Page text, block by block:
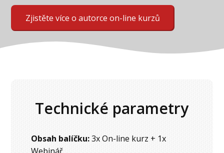
Zjistěte více o autorce on-line kurzů
Technické parametry
Obsah balíčku:3x On-line kurz + 1x